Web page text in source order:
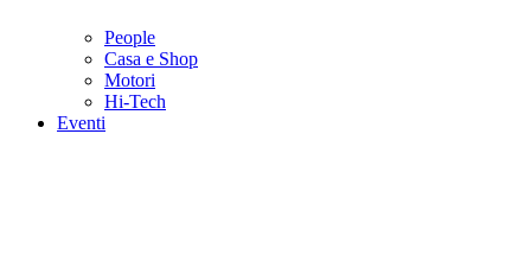
People
Casa e Shop
Motori
Hi-Tech
Eventi